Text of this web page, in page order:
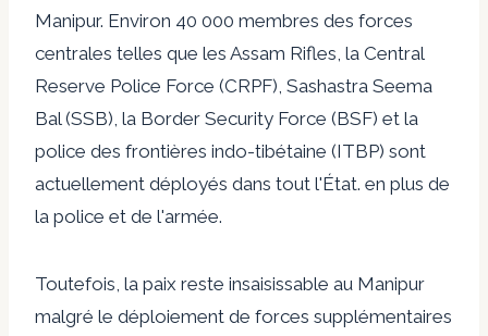
Manipur. Environ 40 000 membres des forces
centrales telles que les Assam Rifles, la Central
Reserve Police Force (CRPF), Sashastra Seema
Bal (SSB), la Border Security Force (BSF) et la
police des frontières indo-tibétaine (ITBP) sont
actuellement déployés dans tout l'État. en plus de
la police et de l'armée.
Toutefois, la paix reste insaisissable au Manipur
malgré le déploiement de forces supplémentaires